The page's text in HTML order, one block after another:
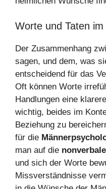
Worte und Taten
Der Zusammenhang
sagen, und dem, was
entscheidend für das
Oft können Worte
Handlungen eine
wichtig, beides im
Beziehung zu
für die
man auf die
und sich der Worte
Missverständnisse